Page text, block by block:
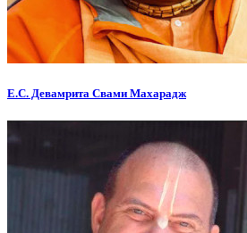
Е.С. Девамрита Свами Махарадж